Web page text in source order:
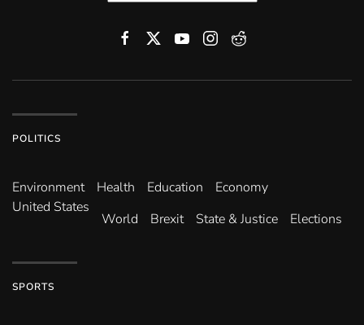
POLITICS
Environ­ment Health Education
Economy
United States
World Brexit State & Justice Elections
SPORTS